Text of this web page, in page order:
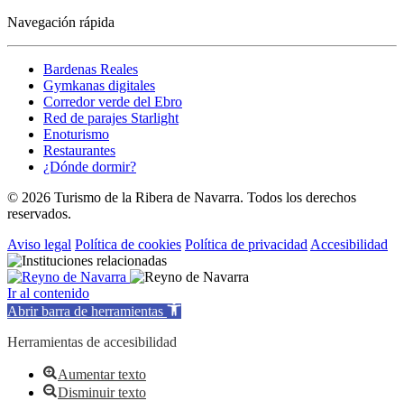
Navegación rápida
Bardenas Reales
Gymkanas digitales
Corredor verde del Ebro
Red de parajes Starlight
Enoturismo
Restaurantes
¿Dónde dormir?
© 2026 Turismo de la Ribera de Navarra. Todos los derechos
reservados.
Aviso legal Política de cookies Política de privacidad Accesibilidad
Ir al contenido
Abrir barra de herramientas
Herramientas de accesibilidad
Aumentar texto
Disminuir texto